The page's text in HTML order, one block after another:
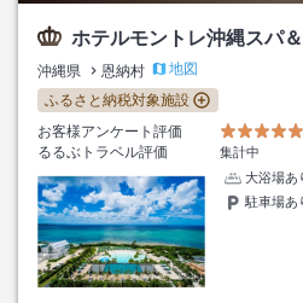
ホテルモントレ沖縄スパ
沖縄県 恩納村
地図
ふるさと納税対象施設
お客様アンケート評価
るるぶトラベル評価
集計中
大浴場あ
駐車場あ